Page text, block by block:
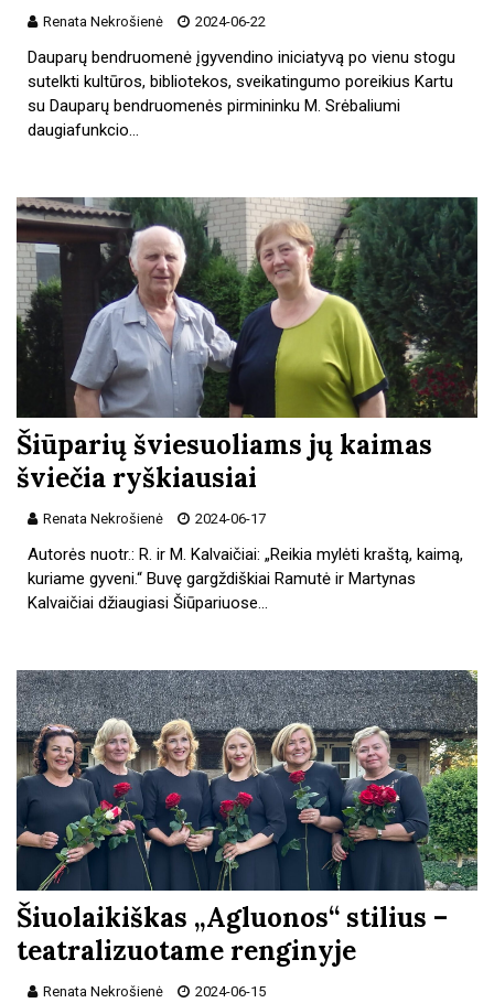
Renata Nekrošienė 2024-06-22
Dauparų bendruomenė įgyvendino iniciatyvą po vienu stogu
sutelkti kultūros, bibliotekos, sveikatingumo poreikius Kartu
su Dauparų bendruomenės pirmininku M. Srėbaliumi
daugiafunkcio…
Šiūparių šviesuoliams jų kaimas
šviečia ryškiausiai
Renata Nekrošienė 2024-06-17
Autorės nuotr.: R. ir M. Kalvaičiai: „Reikia mylėti kraštą, kaimą,
kuriame gyveni.“ Buvę gargždiškiai Ramutė ir Martynas
Kalvaičiai džiaugiasi Šiūpariuose…
Šiuolaikiškas „Agluonos“ stilius –
teatralizuotame renginyje
Renata Nekrošienė 2024-06-15